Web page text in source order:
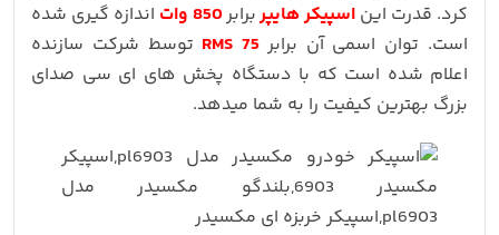
کرد. قدرت این اسپیکر هایپربرابر850 وات
اندازه گیری شده
است. توان اسمی آن برابر 75 RMS
توسط شرکت سازنده
اعلام شده است که با دستگاه پخش های ای سی صدای
بزرگ بهترین کیفیت را به شما میدهد.